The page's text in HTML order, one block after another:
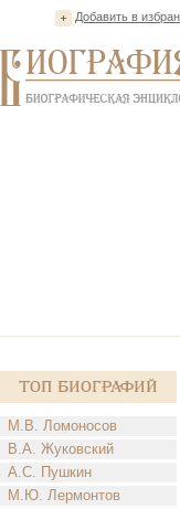
Добавить в
Топ Биографий
М.В. Ломоносов
В.А. Жуковский
А.С. Пушкин
М.Ю. Лермонтов